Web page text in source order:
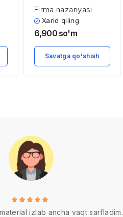
Firma nazariyasi
Xarid qiling
6,900 so'm
Savatga qo'shish
izlab ancha vaqt sarfladim.